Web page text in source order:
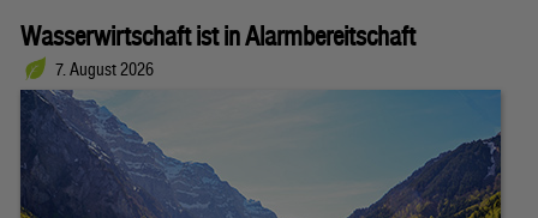
Wasserwirtschaft ist in Alarmbereitschaft
7. August 2026